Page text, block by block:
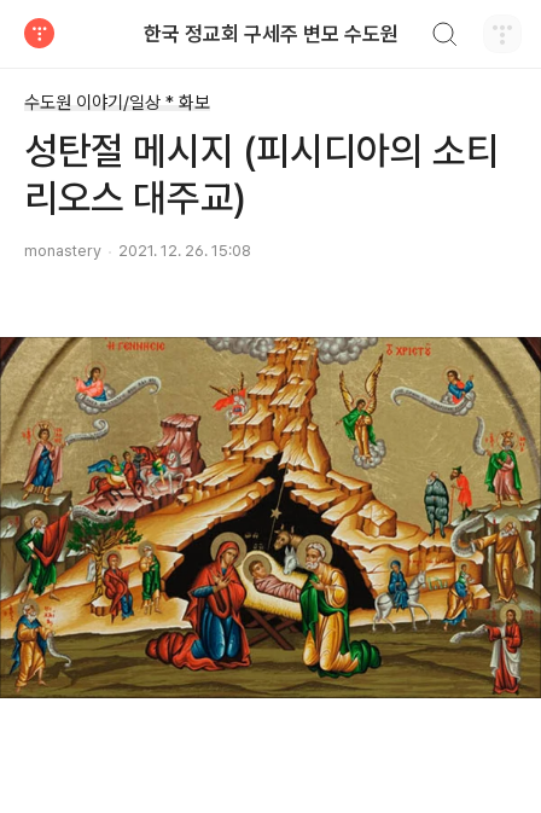
한국 정교회 구세주 변모 수도원
수도원 이야기/일상 * 화보
성탄절 메시지 (피시디아의 소티
리오스 대주교)
monastery 2021. 12. 26. 15:08